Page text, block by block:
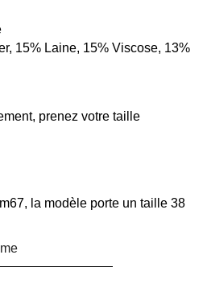
15% Laine, 15% Viscose, 13%
prenez votre taille
la modèle porte un taille 38